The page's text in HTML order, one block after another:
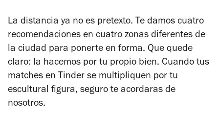
La distancia ya no es pretexto. Te damos cuatro
recomendaciones en cuatro zonas diferentes de
la ciudad para ponerte en forma. Que quede
claro: la hacemos por tu propio bien. Cuando tus
matches en Tinder se multipliquen por tu
escultural figura, seguro te acordaras de
nosotros.